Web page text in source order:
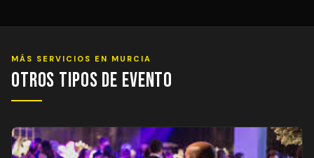
MÁS SERVICIOS EN MURCIA
Otros Tipos de Evento